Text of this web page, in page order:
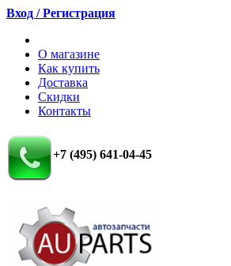
Вход / Регистрация
О магазине
Как купить
Доставка
Скидки
Контакты
+7 (495) 641-04-45